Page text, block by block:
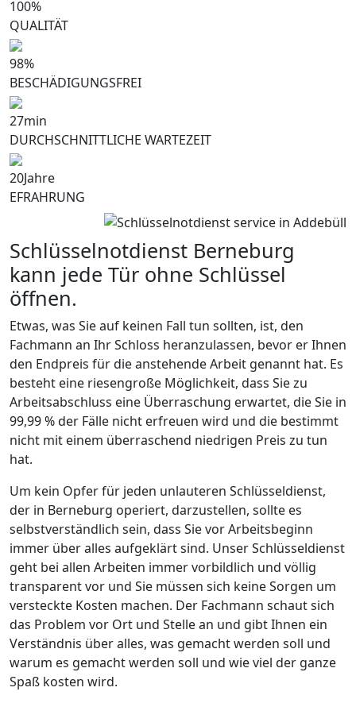
100%
QUALITÄT
98%
BESCHÄDIGUNGSFREI
27min
DURCHSCHNITTLICHE WARTEZEIT
20Jahre
EFRAHRUNG
Schlüsselnotdienst Berneburg
kann jede Tür ohne Schlüssel
öffnen.
Etwas, was Sie auf keinen Fall tun sollten, ist, den
Fachmann an Ihr Schloss heranzulassen, bevor er Ihnen
den Endpreis für die anstehende Arbeit genannt hat. Es
besteht eine riesengroße Möglichkeit, dass Sie zu
Arbeitsabschluss eine Überraschung erwartet, die Sie in
99,99 % der Fälle nicht erfreuen wird und die bestimmt
nicht mit einem überraschend niedrigen Preis zu tun
hat.
Um kein Opfer für jeden unlauteren Schlüsseldienst,
der in Berneburg operiert, darzustellen, sollte es
selbstverständlich sein, dass Sie vor Arbeitsbeginn
immer über alles aufgeklärt sind. Unser Schlüsseldienst
geht bei allen Arbeiten immer vorbildlich und völlig
transparent vor und Sie müssen sich keine Sorgen um
versteckte Kosten machen. Der Fachmann schaut sich
das Problem vor Ort und Stelle an und gibt Ihnen ein
Verständnis über alles, was gemacht werden soll und
warum es gemacht werden soll und wie viel der ganze
Spaß kosten wird.